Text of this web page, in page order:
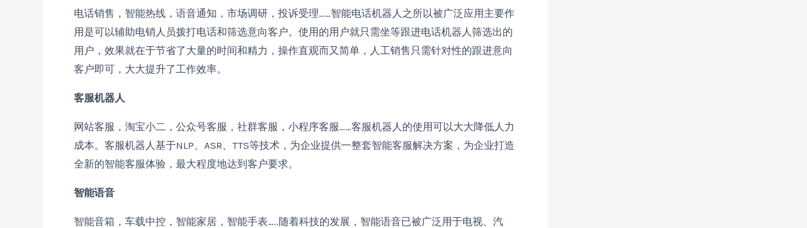
电话销售，智能热线，语音通知，市场调研，投诉受理……智能电话机器人之所以被广泛应用主要作
用是可以辅助电销人员拨打电话和筛选意向客户。使用的用户就只需坐等跟进电话机器人筛选出的
用户，效果就在于节省了大量的时间和精力，操作直观而又简单，人工销售只需针对性的跟进意向
客户即可，大大提升了工作效率。
客服机器人
网站客服，淘宝小二，公众号客服，社群客服，小程序客服……客服机器人的使用可以大大降低人力
成本。客服机器人基于NLP、ASR、TTS等技术，为企业提供一整套智能客服解决方案，为企业打造
全新的智能客服体验，最大程度地达到客户要求。
智能语音
智能音箱，车载中控，智能家居，智能手表…..随着科技的发展，智能语音已被广泛用于电视、汽